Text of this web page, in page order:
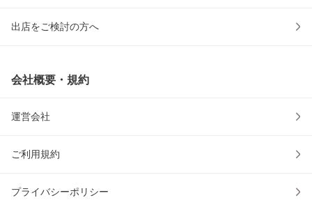
出店をご検討の方へ
会社概要・規約
運営会社
ご利用規約
プライバシーポリシー